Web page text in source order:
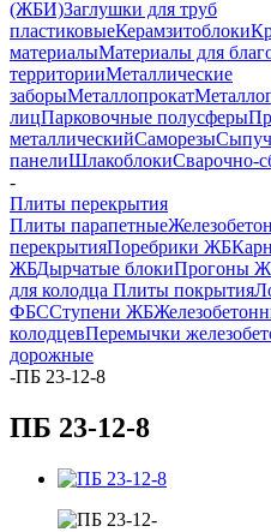
(ЖБИ)Заглушки для труб
пластиковыеКерамзитоблоки
материалыМатериалы для
территорииМеталлические
заборыМеталлопрокат
лицПарковочные полусферы
металлическийСаморезы
панелиШлакоблокиСварочно-
-
Плиты перекрытия
Плиты парапетные
перекрытияПоребрики ЖБ
ЖБДырчатые блокиПрогоны
для колодца Плиты покрытия
ФБССтупени ЖБ
колодцевПеремычки
дорожные
-ПБ 23-12-8
ПБ 23-12-8